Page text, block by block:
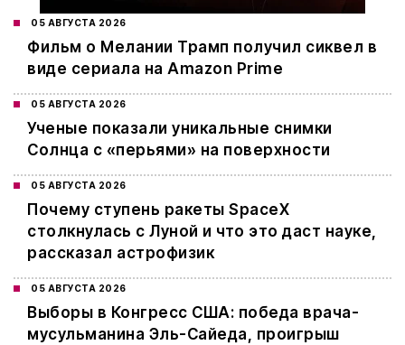
05 АВГУСТА 2026
Фильм о Мелании Трамп получил сиквел в
виде сериала на Amazon Prime
05 АВГУСТА 2026
Ученые показали уникальные снимки
Солнца с «перьями» на поверхности
05 АВГУСТА 2026
Почему ступень ракеты SpaceX
столкнулась с Луной и что это даст науке,
рассказал астрофизик
05 АВГУСТА 2026
Выборы в Конгресс США: победа врача-
мусульманина Эль-Сайеда, проигрыш